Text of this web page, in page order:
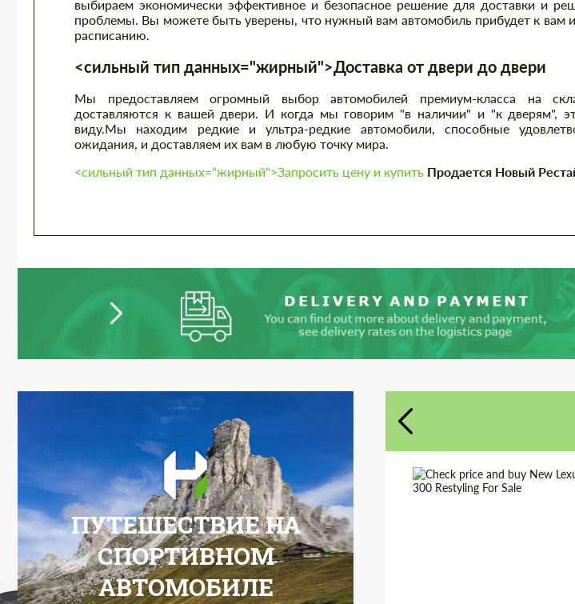
выбираем экономически эффективное и безопасное решение для доставки и
проблемы. Вы можете быть уверены, что нужный вам автомобиль прибудет к вам
расписанию.
<сильный тип данных="жирный">Доставка от двери до двери
Мы предоставляем огромный выбор автомобилей премиум-класса на
доставляются к вашей двери. И когда мы говорим "в наличии" и "к дверям",
виду.Мы находим редкие и ультра-редкие автомобили, способные
ожидания, и доставляем их вам в любую точку мира.
<сильный тип данных="жирный">Запросить цену и купить Продается Новый
ПУТЕШЕСТВИЕ НА
СПОРТИВНОМ
АВТОМОБИЛЕ
Заказать
Please use this form to fill
information for your price
contact you within 1
most competitive
Cогласиться на
персональных данных
СВЯЖИТЕСЬ СО
Заказать
Please use this form to fill
information for your price
contact you within 1
Cогласиться на
персональных данных
СВЯЖИТЕСЬ СО